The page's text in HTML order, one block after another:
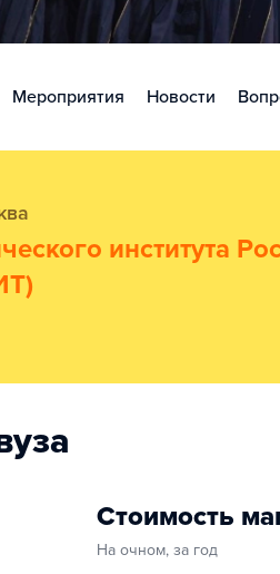
Мероприятия Новости
института
Стоимость
На очном, за год